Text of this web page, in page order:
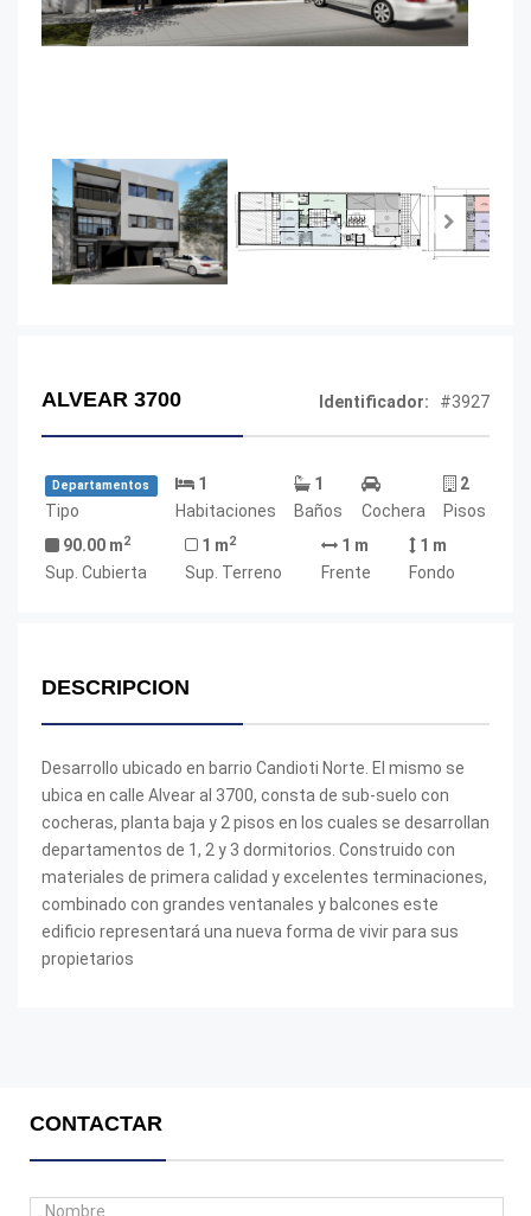
Next
ALVEAR 3700 Identificador: #3927
Departamentos
Tipo
1
Habitaciones
1
Baños
Cochera
2
Pisos
90.00 m2
Sup. Cubierta
1 m2
Sup. Terreno
1 m
Frente
1 m
Fondo
DESCRIPCION
Desarrollo ubicado en barrio Candioti Norte. El mismo se
ubica en calle Alvear al 3700, consta de sub-suelo con
cocheras, planta baja y 2 pisos en los cuales se desarrollan
departamentos de 1, 2 y 3 dormitorios. Construido con
materiales de primera calidad y excelentes terminaciones,
combinado con grandes ventanales y balcones este
edificio representará una nueva forma de vivir para sus
propietarios
CONTACTAR